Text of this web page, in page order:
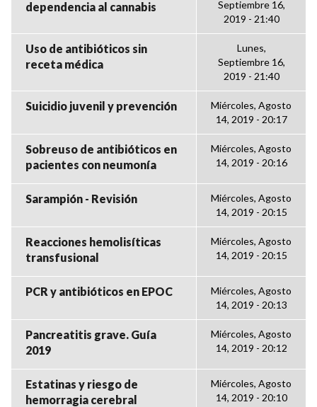
dependencia al cannabis
Septiembre 16,
2019 - 21:40
Uso de antibióticos sin
receta médica
Lunes,
Septiembre 16,
2019 - 21:40
Suicidio juvenil y prevención
Miércoles, Agosto
14, 2019 - 20:17
Sobreuso de antibióticos en
pacientes con neumonía
Miércoles, Agosto
14, 2019 - 20:16
Sarampión - Revisión
Miércoles, Agosto
14, 2019 - 20:15
Reacciones hemolisíticas
transfusional
Miércoles, Agosto
14, 2019 - 20:15
PCR y antibióticos en EPOC
Miércoles, Agosto
14, 2019 - 20:13
Pancreatitis grave. Guía
2019
Miércoles, Agosto
14, 2019 - 20:12
Estatinas y riesgo de
hemorragia cerebral
Miércoles, Agosto
14, 2019 - 20:10